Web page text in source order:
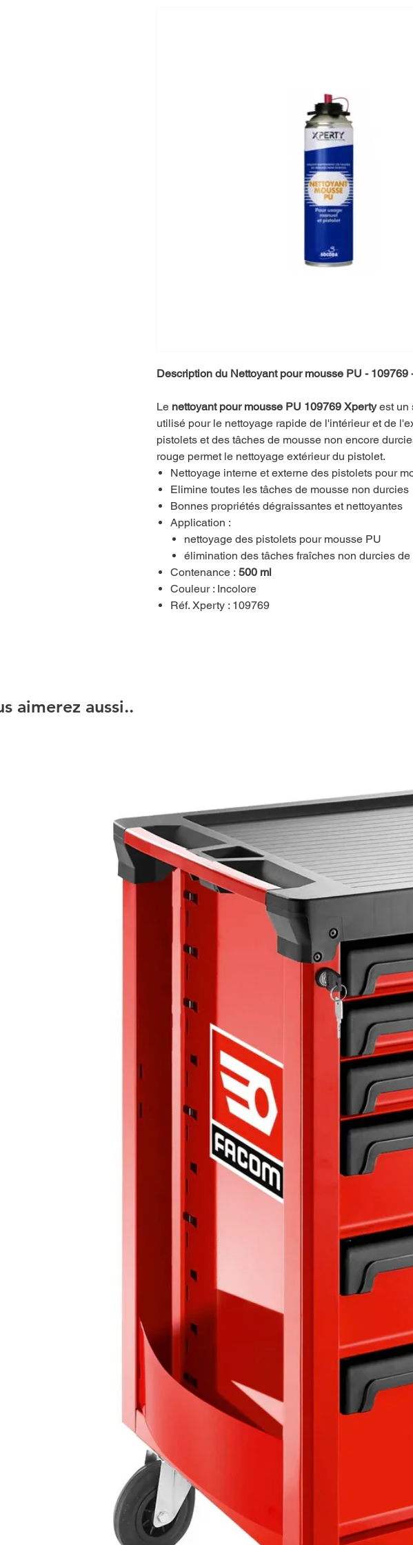
Description du Nettoyant pour mousse PU - 109769
Le nettoyant pour mousse PU 109769 Xpertyest un
utilisé pour le nettoyage rapide de l'intérieur et de
pistolets et des tâches de mousse non encore
rouge permet le nettoyage extérieur du pistolet.
Nettoyage interne et externe des pistolets pour
Elimine toutes les tâches de mousse non durcies
Bonnes propriétés dégraissantes et nettoyantes
Application :
nettoyage des pistolets pour mousse PU
élimination des tâches fraîches non durcies
Contenance : 500 ml
Couleur : Incolore
Réf. Xperty : 109769
aimerez aussi..